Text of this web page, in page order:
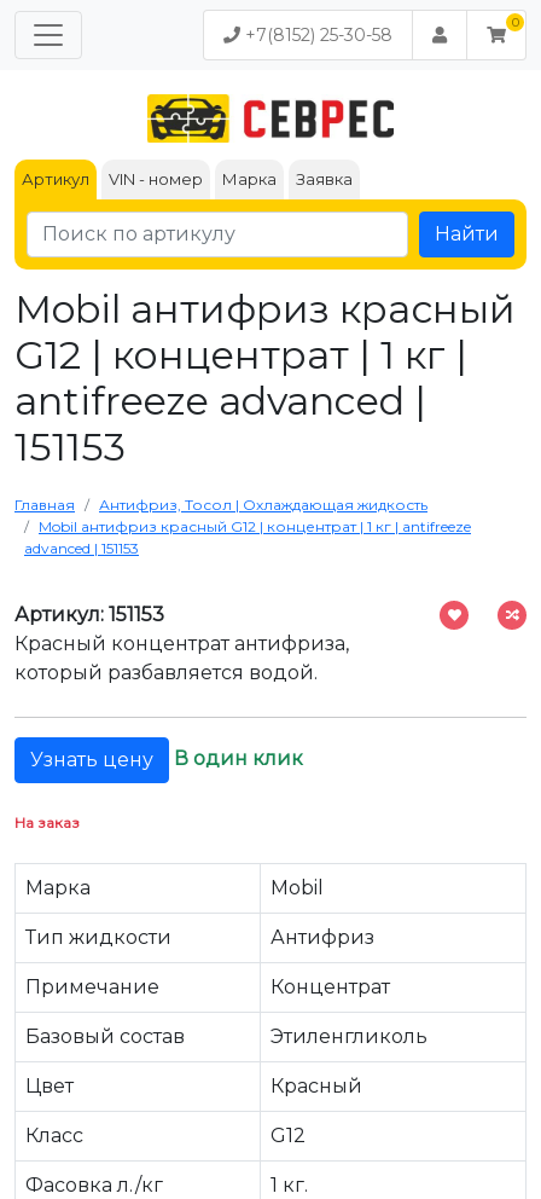
+7(8152) 25-30-58
Артикул VIN - номер Марка Заявка
Найти
Mobil антифриз красный
G12 | концентрат | 1 кг |
antifreeze advanced |
151153
Главная
Антифриз, Тосол | Охлаждающая жидкость
Mobil антифриз красный G12 | концентрат | 1 кг | antifreeze
advanced | 151153
Артикул: 151153
Красный концентрат антифриза,
который разбавляется водой.
Узнать цену В один клик
На заказ
Марка Mobil
Тип жидкости Антифриз
Примечание Концентрат
Базовый состав Этиленгликоль
Цвет Красный
Класс G12
Фасовка л./кг 1 кг.